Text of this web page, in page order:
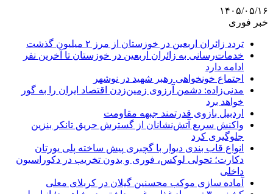
۱۴۰۵/۰۵/۱۶
خبر فوری
تردد زائران اربعین در خوزستان از مرز ۲ میلیون گذشت
خدمات‌رسانی به زائران اربعین در خوزستان تا آخرین نفر
ادامه دارد
اجتماع خونخواهی رهبر شهید در نوشهر
مدنی‌زاده: دشمن آرزوی زمین‌زدن اقتصاد ایران را به گور
خواهد برد
اردبیل بازوی قدرتمند جبهه مقاومت
واکنش سریع آتش‌نشانان از گسترش حریق تانکر بنزین
جلوگیری کرد
انواع قاب بندی دیوار با گچبری پیش ساخته پلی یورتان
دکارت؛ تحولی لوکس، فوری و بدون تخریب در دکوراسیون
داخلی
آماده سازی موکب محسنین گیلان در کربلای معلی